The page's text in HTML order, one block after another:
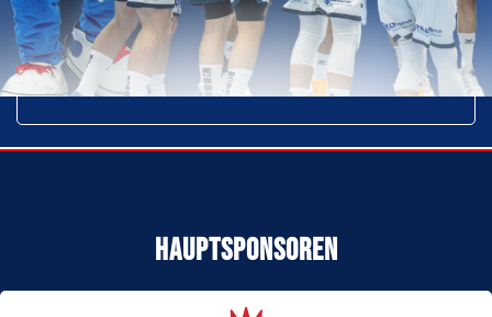
Personelles
Veranstaltungen
Hauptsponsoren